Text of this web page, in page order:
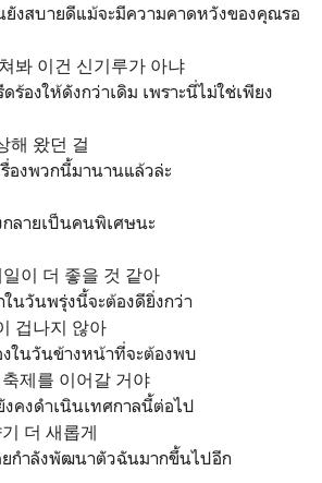
งสบายดีแม้จะมีความคาดหวังของคุณรอ
봐 이건 신기루가 아냐
ร้องให้ดังกว่าเดิม เพราะนี่ไม่ใช่เพียง
해 왔던 걸
องพวกนี้มานานแล้วล่ะ
ลายเป็นคนพิเศษนะ
이 더 좋을 것 같아
นวันพรุ่งนี้จะต้องดียิ่งกว่า
겁나지 않아
ในวันข้างหน้าที่จะต้องพบ
제를 이어갈 거야
คงดำเนินเทศกาลนี้ต่อไป
더 새롭게
ยกำลังพัฒนาตัวฉันมากขึ้นไปอีก